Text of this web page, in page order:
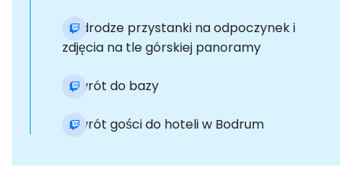
Po drodze przystanki na odpoczynek i
zdjęcia na tle górskiej panoramy
Powrót do bazy
Powrót gości do hoteli w Bodrum